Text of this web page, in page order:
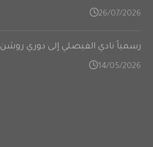
26/07/2026
رسمياً نادي الفيصلي إلى دوري روشن
14/05/2026